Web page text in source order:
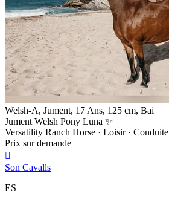
Welsh-A, Jument, 17 Ans, 125 cm, Bai
Jument Welsh Pony Luna ✨
Versatility Ranch Horse · Loisir · Conduite
Prix sur demande

Son Cavalls
ES